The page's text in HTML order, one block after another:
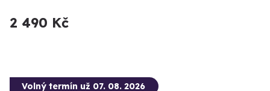
2 490 Kč
Volný termín už 07. 08. 2026